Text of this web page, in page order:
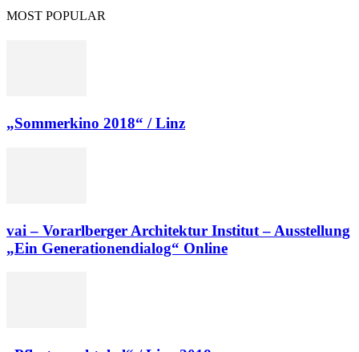
MOST POPULAR
„Sommerkino 2018“ / Linz
vai – Vorarlberger Architektur Institut – Ausstellung
„Ein Generationendialog“ Online